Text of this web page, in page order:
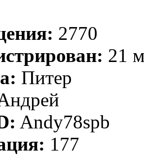
2770
21
Питер
Andy78spb
177